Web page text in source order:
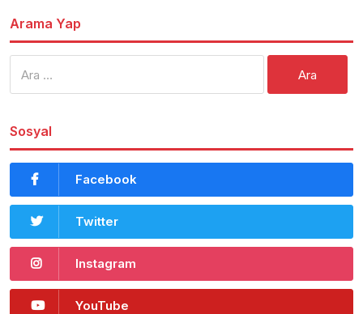
Arama Yap
Sosyal
Facebook
Twitter
Instagram
YouTube